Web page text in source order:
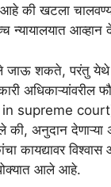
आहे की खटला
न्यायालयात आव्हान
जाऊ शकते, परंतु
अधिकाऱ्यांवरील
supreme court)
की, अनुदान देणाऱ्या
कायद्यावर
आले आहे.